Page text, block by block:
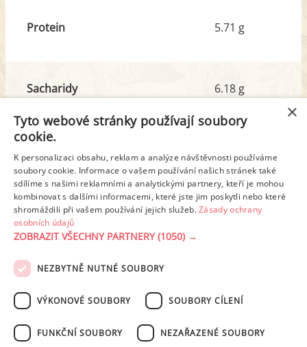
Protein 5.71 g
Sacharidy
z toho cukr
6.18 g
6.03 g
Tuk
z toho nas. mastné kyseliny
72.18 g
46.07 g
Detailní rozpis
PODMÍNKY UŽITÍ ZÁSADY OCHRANY OSOBNÍCH ÚDAJŮ
NASTAVENÍ COOKIES
×
Tyto webové stránky používají soubory
cookie.
K personalizaci obsahu, reklam a analýze návštěvnosti používáme
soubory cookie. Informace o vašem používání našich stránek také
sdílíme s našimi reklamními a analytickými partnery, kteří je mohou
kombinovat s dalšími informacemi, které jste jim poskytli nebo které
shromáždili při vašem používání jejich služeb.Zásady ochrany
osobních údajů
ZOBRAZIT VŠECHNY PARTNERY(1050) →
NEZBYTNĚ NUTNÉ SOUBORY
VÝKONOVÉ SOUBORY SOUBORY CÍLENÍ
FUNKČNÍ SOUBORY NEZAŘAZENÉ SOUBORY